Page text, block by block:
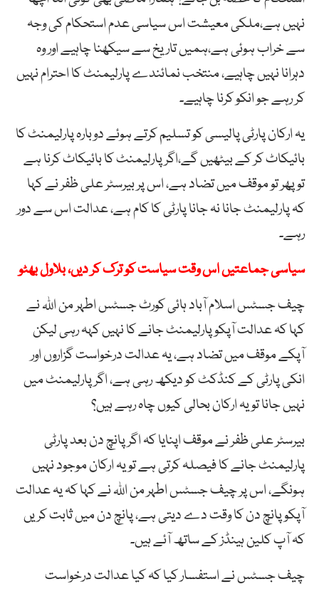
نہیں ہے،ملکی معیشت اس سیاسی عدم استحکام کی وجہ
سے خراب ہوئی ہے،ہمیں تاریخ سے سیکھنا چاہیے اور وہ
دہرانا نہیں چاہیے، منتخب نمائندے پارلیمنٹ کا احترام نہیں
کر رہے جو انکو کرنا چاہیے۔
یہ ارکان پارٹی پالیسی کو تسلیم کرتے ہوئے دوبارہ پارلیمنٹ کا
بائیکاٹ کر کے بیٹھیں گے،اگر پارلیمنٹ کا بائیکاٹ کرنا ہے
تو پھر تو موقف میں تضاد ہے، اس پر بیرسٹر علی ظفر نے کہا
کہ پارلیمنٹ جانا نہ جانا پارٹی کا کام ہے، عدالت اس سے دور
رہے۔
سیاسی جماعتیں اس وقت سیاست کو ترک کر دیں، بلاول بھٹو
چیف جسٹس اسلام آباد ہائی کورٹ جسٹس اطہر من اللہ نے
کہا کہ عدالت آپکو پارلیمنٹ جانے کا نہیں کہہ رہی لیکن
آپکے موقف میں تضاد ہے، یہ عدالت درخواست گزاروں اور
انکی پارٹی کے کنڈکٹ کو دیکھ رہی ہے، اگر پارلیمنٹ میں
نہیں جانا تو یہ ارکان بحالی کیوں چاہ رہے ہیں؟
بیرسٹر علی ظفر نے موقف اپنایا کہ اگر پانچ دن بعد پارٹی
پارلیمنٹ جانے کا فیصلہ کرتی ہے تو یہ ارکان موجود نہیں
ہونگے، اس پر چیف جسٹس اطہر من اللہ نے کہا کہ یہ عدالت
آپکو پانچ دن کا وقت دے دیتی ہے، پانچ دن میں ثابت کریں
کہ آپ کلین ہینڈز کے ساتھ آئے ہیں۔
چیف جسٹس نے استفسار کیا کہ کیا عدالت درخواست